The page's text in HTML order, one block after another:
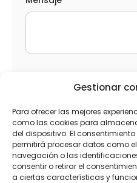
Gestionar
Para ofrecer las mejores
como las cookies para
del dispositivo. El
permitirá procesar datos como
navegación o las
consentir o retirar el
a ciertas características y
D
*
Enviar